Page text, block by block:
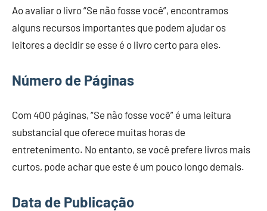
Ao avaliar o livro “Se não fosse você”, encontramos
alguns recursos importantes que podem ajudar os
leitores a decidir se esse é o livro certo para eles.
Número de Páginas
Com 400 páginas, “Se não fosse você” é uma leitura
substancial que oferece muitas horas de
entretenimento. No entanto, se você prefere livros mais
curtos, pode achar que este é um pouco longo demais.
Data de Publicação